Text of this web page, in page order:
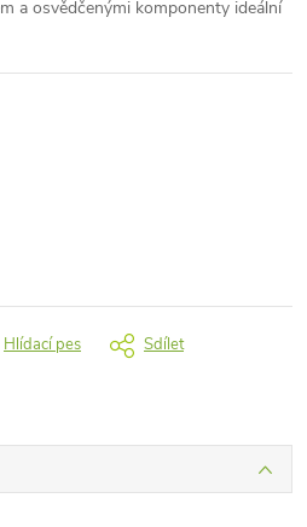
a osvědčenými komponenty ideální
Hlídací pes Sdílet